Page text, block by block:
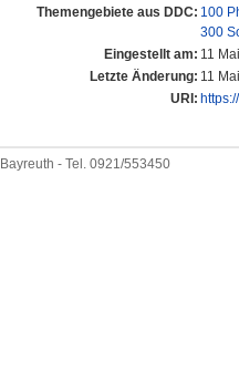
Themengebiete aus DDC: 100
300
Eingestellt am: 11
Letzte Änderung: 11
URI:
- Tel. 0921/553450